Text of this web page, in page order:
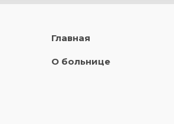
Главная
О больнице